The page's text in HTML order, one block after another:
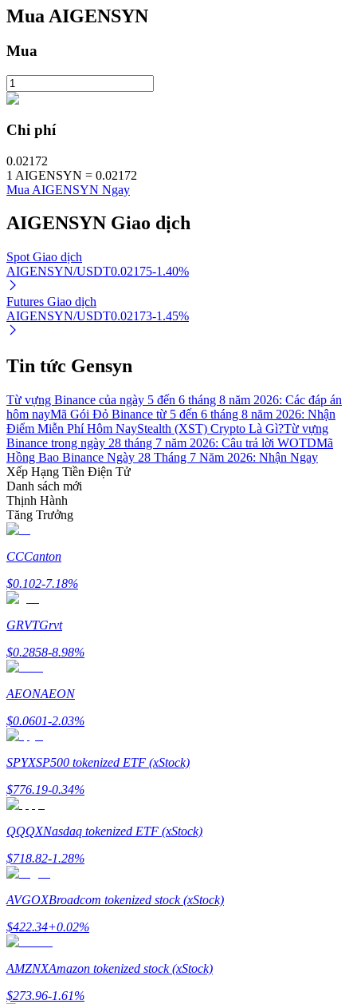
Đầu tư cố định và quản lý tài chính
Staking 101
Bitrue
AI
Đối tác Bitrue
Giới thiệu
Mời một người bạn để nhận phần thưởng tiền mặt
Deposit CASHCAT & Win
Mua AIGENSYN
Mua
Chi phí
0.02172
1 AIGENSYN = 0.02172
Mua AIGENSYN Ngay
AIGENSYN Giao dịch
Spot Giao dịch
AIGENSYN/USDT0.02175-1.40%
Futures Giao dịch
AIGENSYN/USDT0.02173-1.45%
Tin tức Gensyn
Từ vựng Binance của ngày 5 đến 6 tháng 8 năm 2026: Các đáp án
hôm nayMã Gói Đỏ Binance từ 5 đến 6 tháng 8 năm 2026: Nhận
Điểm Miễn Phí Hôm NayStealth (XST) Crypto Là Gì?Từ vựng
Binance trong ngày 28 tháng 7 năm 2026: Câu trả lời WOTDMã
Hồng Bao Binance Ngày 28 Tháng 7 Năm 2026: Nhận Ngay
Xếp Hạng Tiền Điện Tử
Danh sách mới
Thịnh Hành
Tăng Trưởng
CCCanton
$0.102-7.18%
GRVTGrvt
$0.2858-8.98%
AEONAEON
$0.0601-2.03%
SPYXSP500 tokenized ETF (xStock)
$776.19-0.34%
QQQXNasdaq tokenized ETF (xStock)
$718.82-1.28%
AVGOXBroadcom tokenized stock (xStock)
$422.34+0.02%
AMZNXAmazon tokenized stock (xStock)
$273.96-1.61%